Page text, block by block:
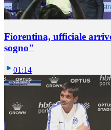
Fiorentina, ufficiale
sogno"
01:14